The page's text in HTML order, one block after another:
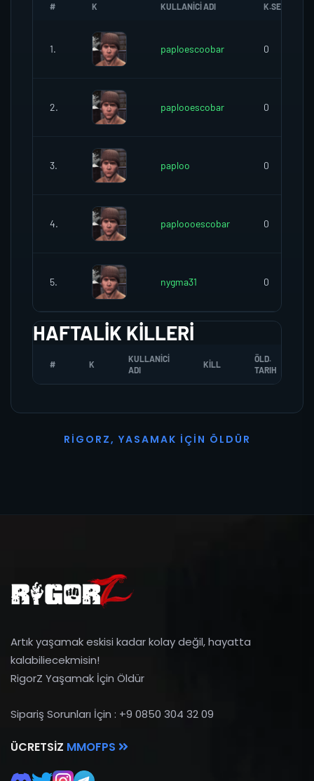
# K KULLANICI ADI K.SEREFI
1. paploescoobar 0
2. paplooescobar 0
3. paploo 0
4. paploooescobar 0
5. nygma31 0
HAFTALIK KILLERI
# K
KULLANICI
ADI
KILL
ÖLD.
TARIH
R I G O R Z, YASAMAK İ ÇI N Ö L D Ü R
Artık yaşamak eskisi kadar kolay değil, hayatta
kalabiliecekmisin!
RigorZ Yaşamak İçin Öldür
Sipariş Sorunları İçin : +9 0850 304 32 09
ÜCRETSIZ MMOFPS